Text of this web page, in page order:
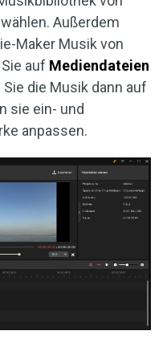
Außerdem
Maker Musik von
auf Mediendateien
die Musik dann auf
sie ein- und
anpassen.